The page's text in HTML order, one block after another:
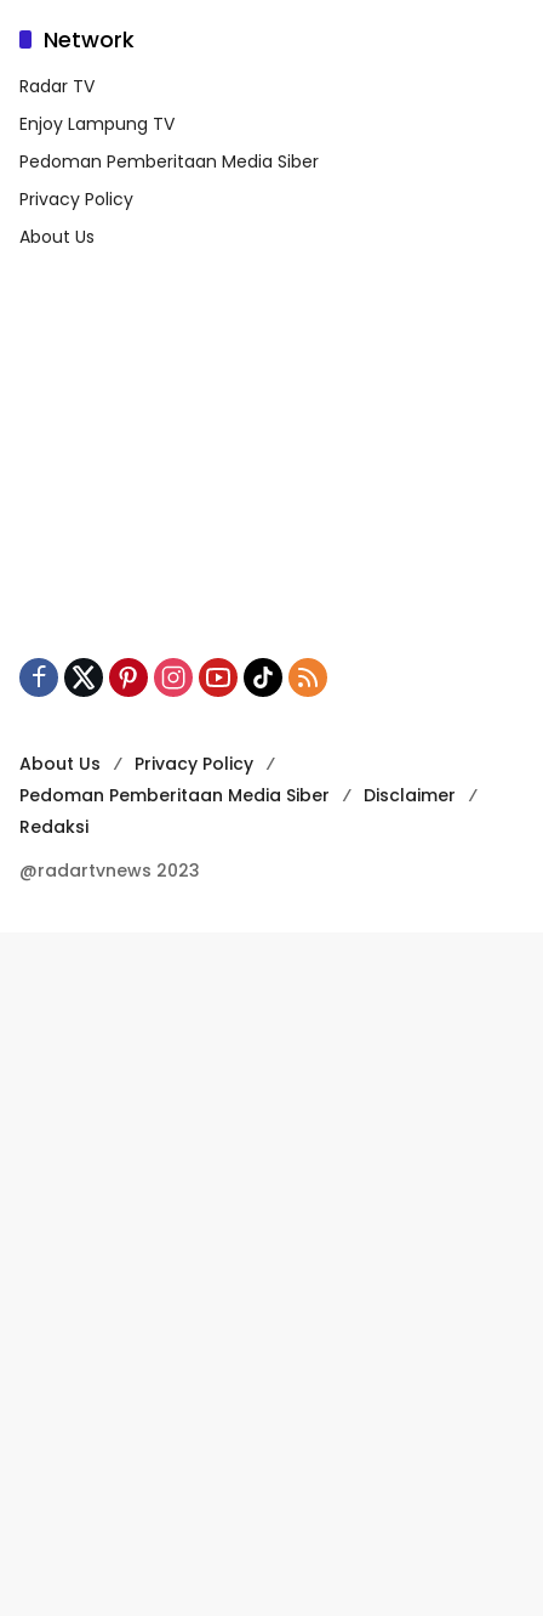
Network
Radar TV
Enjoy Lampung TV
Pedoman Pemberitaan Media Siber
Privacy Policy
About Us
About Us
Privacy Policy
Pedoman Pemberitaan Media Siber
Disclaimer
Redaksi
@radartvnews 2023